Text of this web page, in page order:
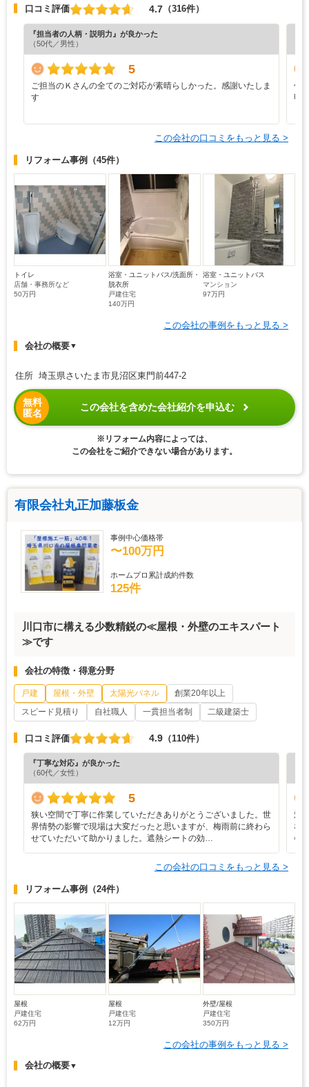
口コミ評価 4.7 （316件）
『担当者の人柄・説明力』が良かった
（50代／男性）
5
ご担当のＫさんの全てのご対応が素晴らしかった。感謝いたしま
す
作
明
この会社の口コミをもっと見る >
リフォーム事例 （45件）
トイレ
店舗・事務所など
50万円
浴室・ユニットバス/洗面所・
脱衣所
戸建住宅
140万円
浴室・ユニットバス
マンション
97万円
この会社の事例をもっと見る >
会社の概要▼
住所 埼玉県さいたま市見沼区東門前447-2
無料
匿名
この会社を含めた会社紹介を申込む
※リフォーム内容によっては、
この会社をご紹介できない場合があります。
有限会社丸正加藤板金
事例中心価格帯
〜100万円
ホームプロ累計成約件数
125件
川口市に構える少数精鋭の≪屋根・外壁のエキスパート
≫です
会社の特徴・得意分野
戸建 屋根・外壁 太陽光パネル
創業20年以上
スピード見積り
自社職人 一貫担当者制 二級建築士
口コミ評価 4.9 （110件）
『丁寧な対応』が良かった
（60代／女性）
5
狭い空間で丁寧に作業していただきありがとうございました。世
界情勢の影響で現場は大変だったと思いますが、梅雨前に終わら
せていただいて助かりました。遮熱シートの効…
対
な
会
この会社の口コミをもっと見る >
リフォーム事例 （24件）
屋根
戸建住宅
62万円
屋根
戸建住宅
12万円
外壁/屋根
戸建住宅
350万円
この会社の事例をもっと見る >
会社の概要▼